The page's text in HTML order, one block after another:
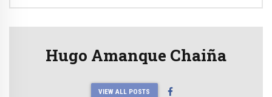
Hugo Amanque Chaiña
VIEW ALL POSTS